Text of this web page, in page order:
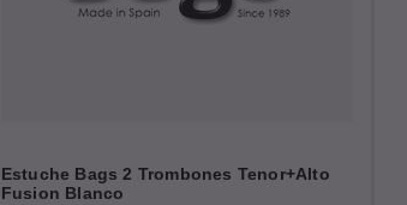
Estuche Bags 2 Trombones Tenor+Alto
Fusion Blanco